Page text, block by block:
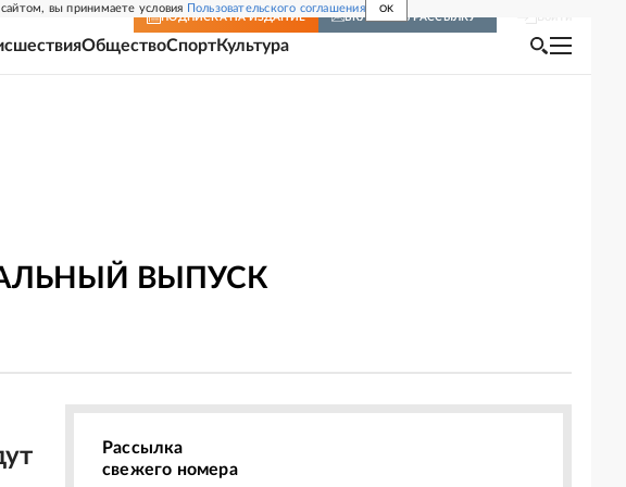
вы принимаете условия Пользовательского соглашения OK
ПОДПИСКА НА ИЗДАНИЕ ВКЛЮЧИТЬ РАССЫЛКУ
ОбществоСпортКультура
ВЫПУСК
Рассылка
свежего номера